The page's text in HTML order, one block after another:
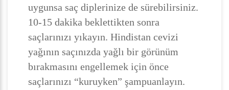
uygunsa saç diplerinize de sürebilirsiniz.
10-15 dakika beklettikten sonra
saçlarınızı yıkayın. Hindistan cevizi
yağının saçınızda yağlı bir görünüm
bırakmasını engellemek için önce
saçlarınızı “kuruyken” şampuanlayın.